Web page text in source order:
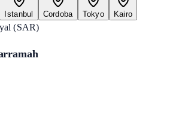
Istanbul Cordoba Tokyo Kairo
(SAR)